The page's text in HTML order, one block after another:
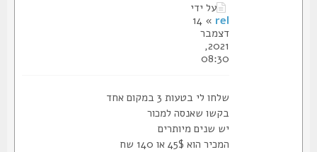
על ידי
» 14
דצמבר
2021,
08:30
שלחו לי בטעות 3 במקום אחד
בקשו שאנסה למכור
יש שנים מיותרים
המכיר הוא 45$ או 140 שח